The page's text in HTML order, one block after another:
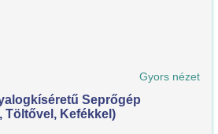
Gyors nézet
Seprőgép
Kefékkel)